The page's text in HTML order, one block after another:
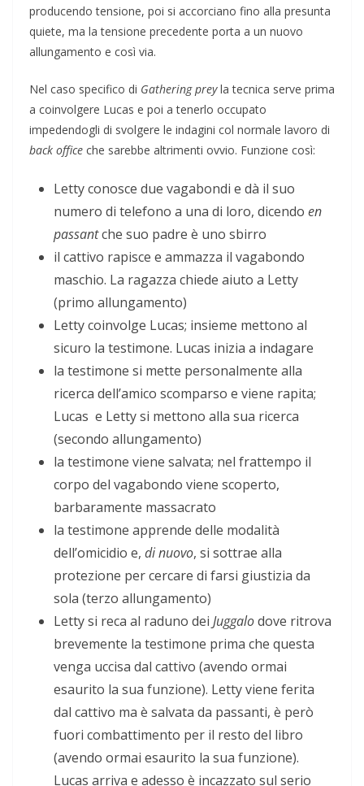
producendo tensione, poi si accorciano fino alla presunta
quiete, ma la tensione precedente porta a un nuovo
allungamento e così via.
Nel caso specifico di Gathering preyla tecnica serve prima
a coinvolgere Lucas e poi a tenerlo occupato
impedendogli di svolgere le indagini col normale lavoro di
back office che sarebbe altrimenti ovvio. Funzione così:
Letty conosce due vagabondi e dà il suo
numero di telefono a una di loro, dicendo en
passantche suo padre è uno sbirro
il cattivo rapisce e ammazza il vagabondo
maschio. La ragazza chiede aiuto a Letty
(primo allungamento)
Letty coinvolge Lucas; insieme mettono al
sicuro la testimone. Lucas inizia a indagare
la testimone si mette personalmente alla
ricerca dell’amico scomparso e viene rapita;
Lucas e Letty si mettono alla sua ricerca
(secondo allungamento)
la testimone viene salvata; nel frattempo il
corpo del vagabondo viene scoperto,
barbaramente massacrato
la testimone apprende delle modalità
dell’omicidio e, di nuovo, si sottrae alla
protezione per cercare di farsi giustizia da
sola (terzo allungamento)
Letty si reca al raduno dei Juggalodove ritrova
brevemente la testimone prima che questa
venga uccisa dal cattivo (avendo ormai
esaurito la sua funzione). Letty viene ferita
dal cattivo ma è salvata da passanti, è però
fuori combattimento per il resto del libro
(avendo ormai esaurito la sua funzione).
Lucas arriva e adesso è incazzato sul serio